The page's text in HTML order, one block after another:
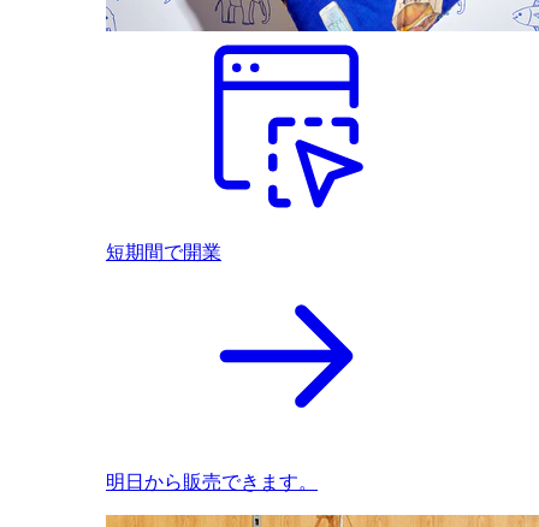
短期間で開業
明日から販売できます。